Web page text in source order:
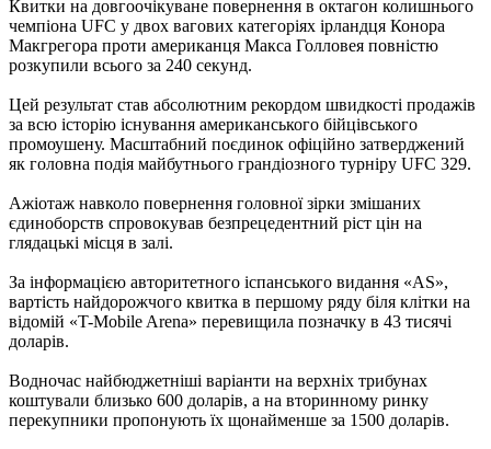
Квитки на довгоочікуване повернення в октагон колишнього
чемпіона UFC у двох вагових категоріях ірландця Конора
Макгрегора проти американця Макса Голловея повністю
розкупили всього за 240 секунд.
Цей результат став абсолютним рекордом швидкості продажів
за всю історію існування американського бійцівського
промоушену. Масштабний поєдинок офіційно затверджений
як головна подія майбутнього грандіозного турніру UFC 329.
Ажіотаж навколо повернення головної зірки змішаних
єдиноборств спровокував безпрецедентний ріст цін на
глядацькі місця в залі.
За інформацією авторитетного іспанського видання «AS»,
вартість найдорожчого квитка в першому ряду біля клітки на
відомій «T-Mobile Arena» перевищила позначку в 43 тисячі
доларів.
Водночас найбюджетніші варіанти на верхніх трибунах
коштували близько 600 доларів, а на вторинному ринку
перекупники пропонують їх щонайменше за 1500 доларів.